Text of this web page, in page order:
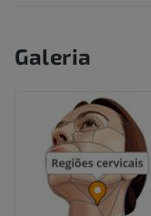
Galeria